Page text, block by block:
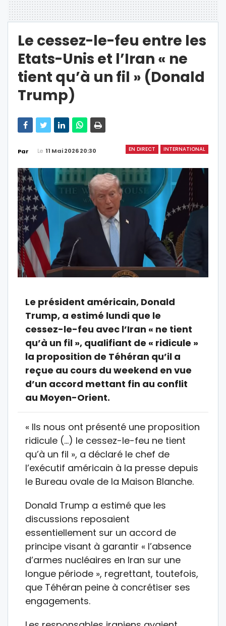
Le cessez-le-feu entre les
Etats-Unis et l’Iran « ne
tient qu’à un fil » (Donald
Trump)
EN DIRECT INTERNATIONAL
Par Le 11 Mai 2026 20:30
Le président américain, Donald
Trump, a estimé lundi que le
cessez-le-feu avec l’Iran « ne tient
qu’à un fil », qualifiant de « ridicule »
la proposition de Téhéran qu’il a
reçue au cours du weekend en vue
d’un accord mettant fin au conflit
au Moyen-Orient.
« Ils nous ont présenté une proposition
ridicule (…) le cessez-le-feu ne tient
qu’à un fil », a déclaré le chef de
l’exécutif américain à la presse depuis
le Bureau ovale de la Maison Blanche.
Donald Trump a estimé que les
discussions reposaient
essentiellement sur un accord de
principe visant à garantir « l’absence
d’armes nucléaires en Iran sur une
longue période », regrettant, toutefois,
que Téhéran peine à concrétiser ses
engagements.